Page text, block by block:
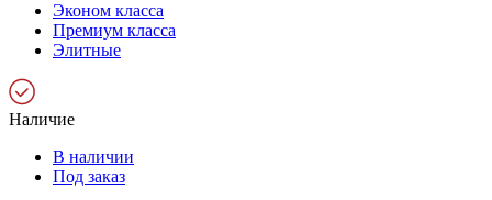
Эконом класса
Премиум класса
Элитные
Наличие
В наличии
Под заказ